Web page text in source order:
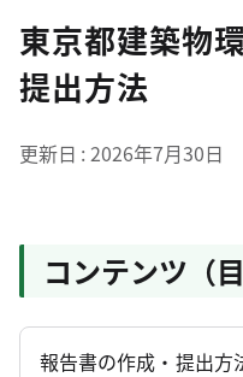
東京都建築物
提出方法
更新日 2026年7月30日
コンテンツ（目
報告書の作成・提出方